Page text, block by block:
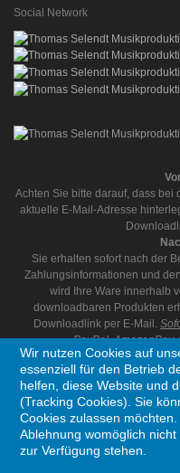
Social Network
Achten Sie bitte darauf, dass bei
aktuelle E-Mail-Adresse
Sie erhalten sofort nach der
Zahlungsinformationen und
wird Ihre Ware innerhalb
downloadbaren Produkten
Downloadlink per E-Mail.
PayPal, AmazonPay,
Copyright © 1995 - 2026 Thomas
Wir nutzen Cookies auf
essenziell für den Betrieb
helfen, diese Website und
(Tracking Cookies). Sie
Cookies zulassen
Ablehnung womöglich
zur Verfügung stehen.